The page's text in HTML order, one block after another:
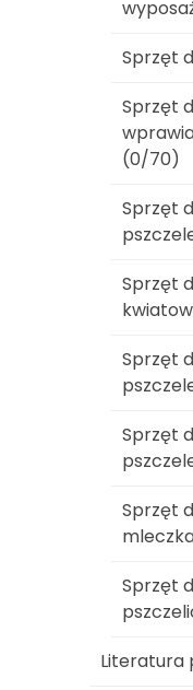
Sprzęt
Sprzęt
(0/70)
Sprzęt
Sprzęt
Sprzęt
Sprzęt
Sprzęt
Sprzęt
Literatura